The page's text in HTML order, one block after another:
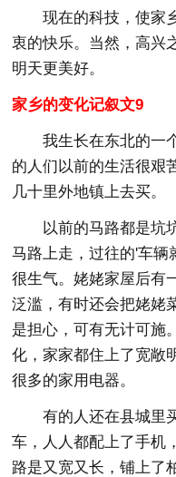
现在的科技，使家
衷的快乐。当然，高兴
明天更美好。
家乡的变化记叙文9
我生长在东北的一
的人们以前的生活很艰
几十里外地镇上去买。
以前的马路都是坑
马路上走，过往的'车辆
很生气。姥姥家屋后有
泛滥，有时还会把姥姥
是担心，可有无计可施
化，家家都住上了宽敞
很多的家用电器。
有的人还在县城里
车，人人都配上了手机
路是又宽又长，铺上了